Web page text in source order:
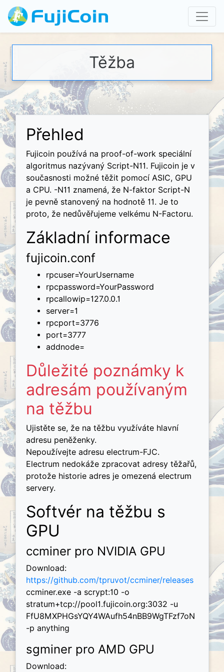
Těžba
Přehled
Fujicoin používá na proof-of-work speciální
algoritmus nazývaný Script-N11. Fujicoin je v
současnosti možné těžit pomocí ASIC, GPU
a CPU. -N11 znamená, že N-faktor Script-N
je pevně stanovený na hodnotě 11. Je to
proto, že nedůvěřujeme velkému N-Factoru.
Základní informace
fujicoin.conf
rpcuser=YourUsername
rpcpassword=YourPassword
rpcallowip=127.0.0.1
server=1
rpcport=3776
port=3777
addnode=
Důležité poznámky k
adresám používaným
na těžbu
Ujistěte se, že na těžbu využíváte hlavní
adresu peněženky.
Nepoužívejte adresu electrum-FJC.
Electrum nedokáže zpracovat adresy těžařů,
protože historie adres je omezená electrum
servery.
Softvér na těžbu s
GPU
ccminer pro NVIDIA GPU
Download:
https://github.com/tpruvot/ccminer/releases
ccminer.exe -a scrypt:10 -o
stratum+tcp://pool1.fujicoin.org:3032 -u
FfU8MXPHGsYQY4WAufh54nBB9WgTFzf7oN
-p anything
sgminer pro AMD GPU
Download: